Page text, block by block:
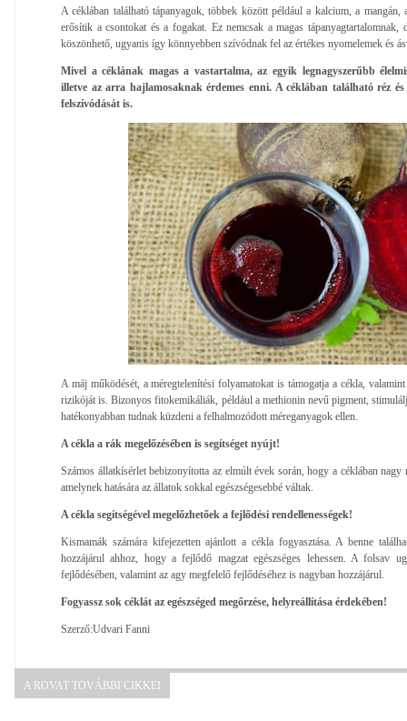
A céklában található tápanyagok, többek között például a kalcium, a
erősítik a csontokat és a fogakat. Ez nemcsak a magas
köszönhető, ugyanis így könnyebben szívódnak fel az értékes nyomelemek és
Mivel a céklának magas a vastartalma, az egyik legnagyszerűbb
illetve az arra hajlamosaknak érdemes enni. A céklában található réz
felszívódását is.
A máj működését, a méregtelenítési folyamatokat is támogatja a cékla,
rizikóját is. Bizonyos fitokemikáliák, például a methionin nevű pigment,
hatékonyabban tudnak küzdeni a felhalmozódott méreganyagok ellen.
A cékla a rák megelőzésében is segítséget nyújt!
Számos állatkísérlet bebizonyította az elmúlt évek során, hogy a céklában
amelynek hatására az állatok sokkal egészségesebbé váltak.
A cékla segítségével megelőzhetőek a fejlődési rendellenességek!
Kismamák számára kifejezetten ajánlott a cékla fogyasztása. A benne
hozzájárul ahhoz, hogy a fejlődő magzat egészséges lehessen. A folsav
fejlődésében, valamint az agy megfelelő fejlődéséhez is nagyban hozzájárul.
Fogyassz sok céklát az egészséged megőrzése, helyreállítása érdekében!
Szerző:Udvari Fanni
A ROVAT TOVÁBBI CIKKEI